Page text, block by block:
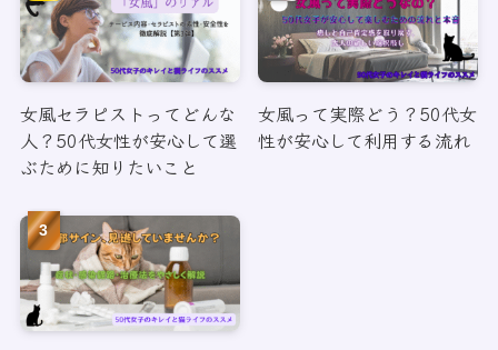
女風セラピストってどんな
人？50代女性が安心して選
ぶために知りたいこと
女風って実際どう？50代女
性が安心して利用する流れ